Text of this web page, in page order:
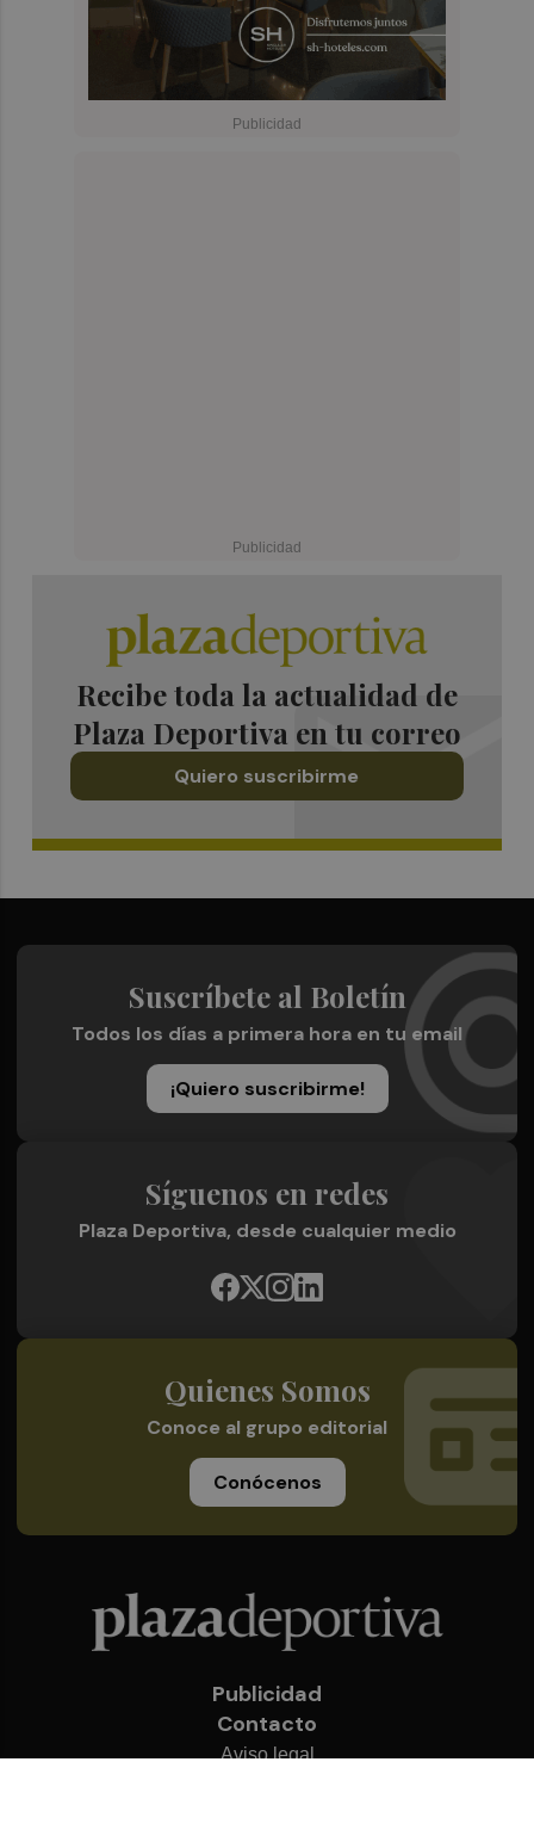
Recibe toda la actualidad de
Plaza Deportiva en tu correo
Quiero suscribirme
Suscríbete al Boletín
Todos los días a primera hora en tu email
¡Quiero suscribirme!
Síguenos en redes
Plaza Deportiva, desde cualquier medio
Quienes Somos
Conoce al grupo editorial
Conócenos
Publicidad
Contacto
Aviso legal